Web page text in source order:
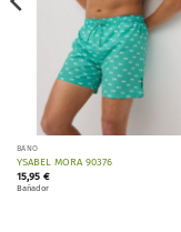
BAÑO
YSABEL MORA 90376
15,95 €
Bañador